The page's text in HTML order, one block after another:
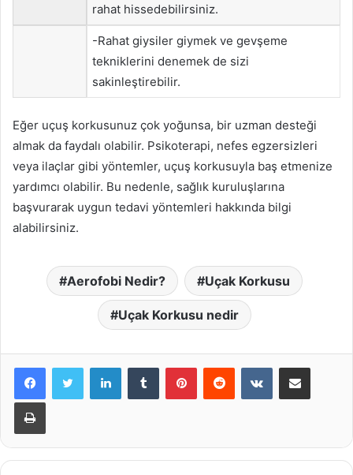
rahat hissedebilirsiniz.
-Rahat giysiler giymek ve gevşeme
tekniklerini denemek de sizi
sakinleştirebilir.
Eğer uçuş korkusunuz çok yoğunsa, bir uzman desteği
almak da faydalı olabilir. Psikoterapi, nefes egzersizleri
veya ilaçlar gibi yöntemler, uçuş korkusuyla baş etmenize
yardımcı olabilir. Bu nedenle, sağlık kuruluşlarına
başvurarak uygun tedavi yöntemleri hakkında bilgi
alabilirsiniz.
Aerofobi Nedir? Uçak Korkusu
Uçak Korkusu nedir
LinkedInTumblr PinterestReddit VKontakteE-Posta ile paylaş
Yazdır